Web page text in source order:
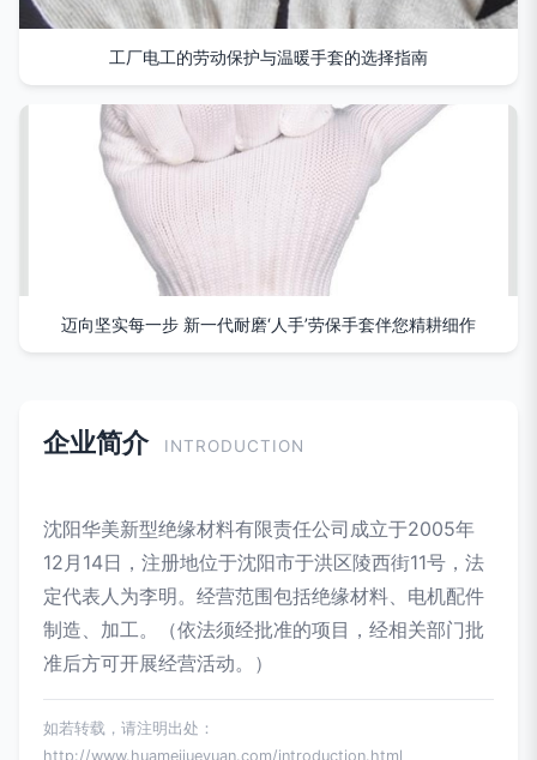
工厂电工的劳动保护与温暖手套的选择指南
迈向坚实每一步 新一代耐磨‘人手’劳保手套伴您精耕细作
企业简介 INTRODUCTION
沈阳华美新型绝缘材料有限责任公司成立于2005年
12月14日，注册地位于沈阳市于洪区陵西街11号，法
定代表人为李明。经营范围包括绝缘材料、电机配件
制造、加工。（依法须经批准的项目，经相关部门批
准后方可开展经营活动。）
如若转载，请注明出处：
http://www.huameijueyuan.com/introduction.html